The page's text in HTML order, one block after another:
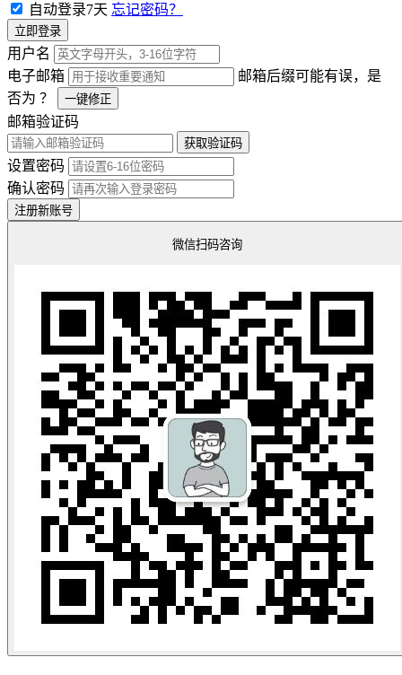
自动登录7天 忘记密码？
立即登录
用户名
电子邮箱
邮箱后缀可能有误，是
否为 ？ 一键修正
邮箱验证码
获取验证码
设置密码
确认密码
注册新账号
微信扫码咨询